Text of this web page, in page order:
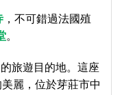
，不可錯過法國殖
。
旅遊目的地。這座
麗，位於芽莊市中